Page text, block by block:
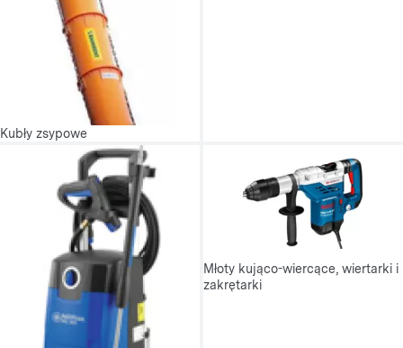
Kubły zsypowe
Młoty kująco-wiercące, wiertarki i
zakrętarki